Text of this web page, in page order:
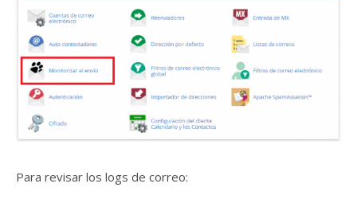
Para revisar los logs de correo: